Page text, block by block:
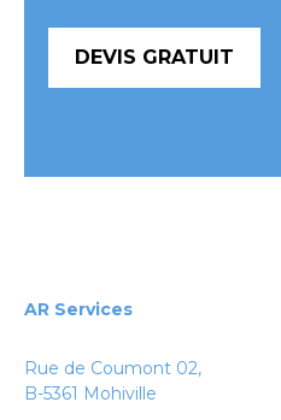
DEVIS GRATUIT
AR Services
Rue de Coumont 02,
B-5361 Mohiville